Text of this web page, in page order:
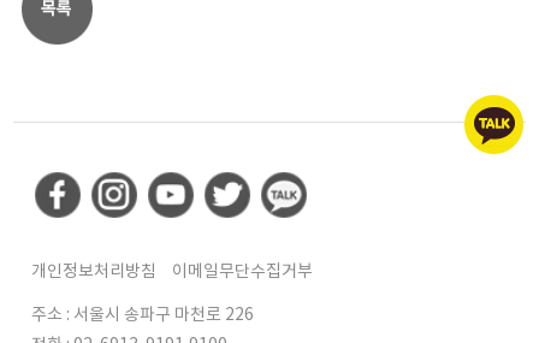
개인정보처리방침
이메일무단수집거부
주소 : 서울시 송파구 마천로 226